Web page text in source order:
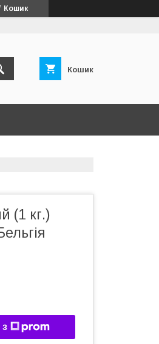
Кошик
Кошик
(1 кг.)
з